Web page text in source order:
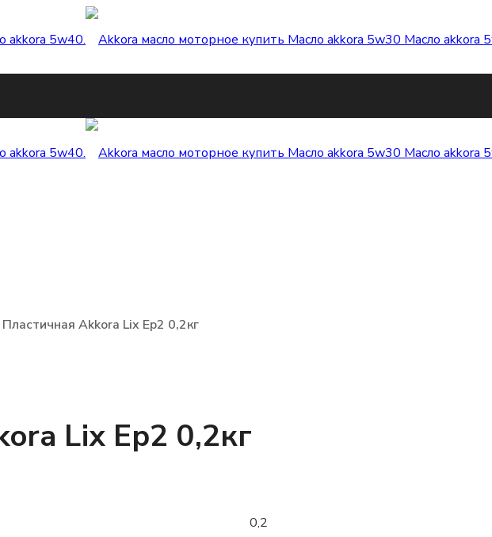
Akkora Lix Ep2 0,2кг
Lix Ep2 0,2кг
0,2